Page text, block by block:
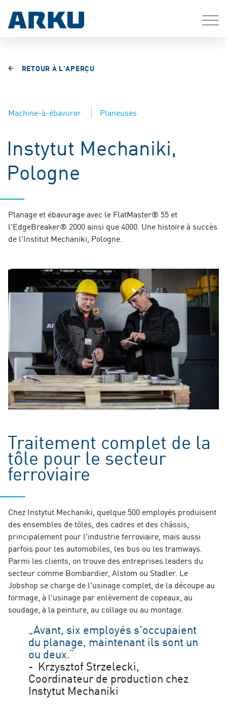
RETOUR À L'APERÇU
Machine-à-ébavurer Planeuses
Instytut Mechaniki,
Pologne
Planage et ébavurage avec le FlatMaster® 55 et
l'EdgeBreaker® 2000 ainsi que 4000. Une histoire à succès
de l'Institut Mechaniki, Pologne.
Traitement complet de la
tôle pour le secteur
ferroviaire
Chez Instytut Mechaniki, quelque 500 employés produisent
des ensembles de tôles, des cadres et des châssis,
principalement pour l'industrie ferroviaire, mais aussi
parfois pour les automobiles, les bus ou les tramways.
Parmi les clients, on trouve des entreprises leaders du
secteur comme Bombardier, Alstom ou Stadler. Le
Jobshop se charge de l'usinage complet, de la découpe au
formage, à l'usinage par enlèvement de copeaux, au
soudage, à la peinture, au collage ou au montage.
„Avant, six employés s'occupaient
du planage, maintenant ils sont un
ou deux.“
- Krzysztof Strzelecki,
Coordinateur de production chez
Instytut Mechaniki